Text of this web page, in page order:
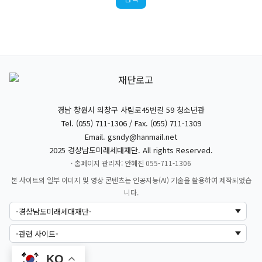
KO
경남 창원시 의창구 사림로45번길 59 청소년관
Tel. (055) 711-1306 / Fax. (055) 711-1309
Email. gsndy@hanmail.net
2025 경상남도미래세대재단. All rights Reserved.
· 홈페이지 관리자: 안혜진 055-711-1306
본 사이트의 일부 이미지 및 영상 콘텐츠는 인공지능(AI) 기술을 활용하여 제작되었습
니다.